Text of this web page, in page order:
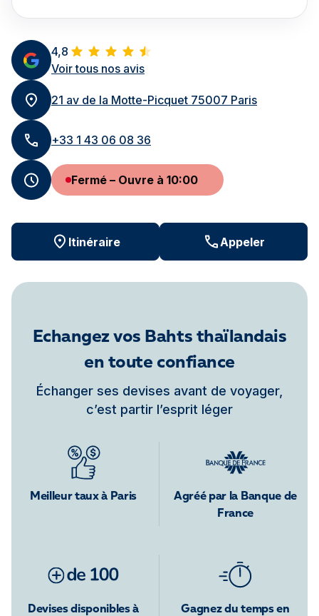
4,8
Voir tous nos avis
21 av de la Motte-Picquet 75007 Paris
+33 1 43 06 08 36
Fermé – Ouvre à 10:00
Itinéraire Appeler
Echangez vos Bahts thaïlandais
en toute confiance
Échanger ses devises avant de voyager,
c’est partir l’esprit léger
Meilleur taux à Paris
Agréé par la Banque de
France
Devises disponibles à
Gagnez du temps en